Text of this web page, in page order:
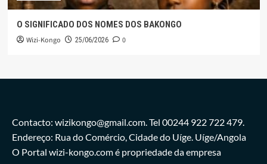
O SIGNIFICADO DOS NOMES DOS BAKONGO
Wizi-Kongo 25/06/2026 0
Contacto: wizikongo@gmail.com. Tel 00244 922 722 479.
Endereço: Rua do Comércio, Cidade do Uíge. Uíge/Angola
O Portal wizi-kongo.com é propriedade da empresa